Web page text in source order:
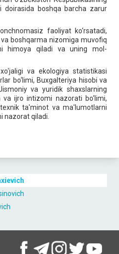
doirasida boshqa barcha zarur
faoliyat ko‘rsatadi,
boshqarma nizomiga muvofiq
himoya qiladi va uning mol-
va ekologiya statistikasi
bo‘limi, Buxgaltеriya hisobi va
va yuridik shaxslarning
ijro intizomi nazorati bo‘limi,
ta'minot va ma'lumotlarni
nazorat qiladi.